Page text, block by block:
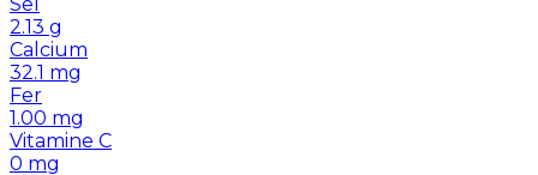
Sel
2.13 g
Calcium
32.1 mg
Fer
1.00 mg
Vitamine C
0 mg